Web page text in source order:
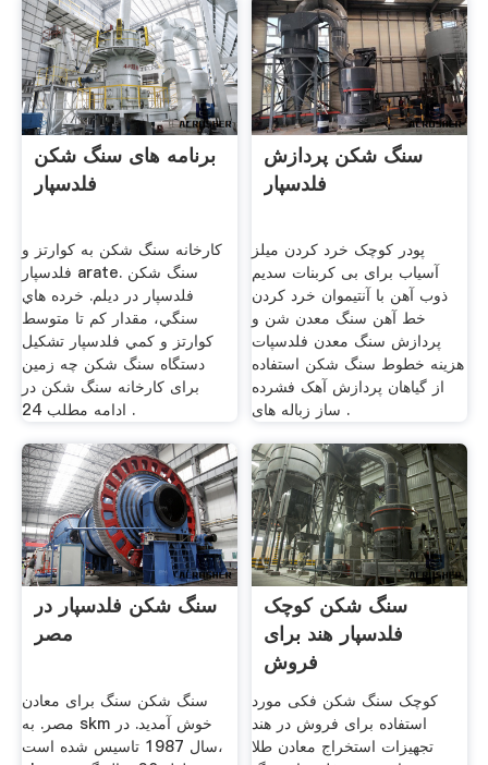
برنامه های سنگ شکن
فلدسپار
کارخانه سنگ شکن به کوارتز و
فلدسپار arate. سنگ شکن
فلدسپار در دیلم. خرده هاي
سنگي، مقدار کم تا متوسط
کوارتز و کمي فلدسپار تشکیل
دستگاه سنگ شکن چه زمین
برای کارخانه سنگ شکن در
ادامه مطلب 24 .
سنگ شکن پردازش
فلدسپار
پودر کوچک خرد کردن میلز
آسیاب برای بی کربنات سدیم
ذوب آهن با آنتیموان خرد کردن
خط آهن سنگ معدن شن و
پردازش سنگ معدن فلدسپات
هزینه خطوط سنگ شکن استفاده
از گیاهان پردازش آهک فشرده
ساز زباله های .
سنگ شکن فلدسپار در
مصر
سنگ شکن سنگ برای معادن
مصر. به skm خوش آمدید. در
سال 1987 تاسیس شده است،
سنگ شکن کوچک
فلدسپار هند برای
فروش
کوچک سنگ شکن فکی مورد
استفاده برای فروش در هند
تجهیزات استخراج معادن طلا